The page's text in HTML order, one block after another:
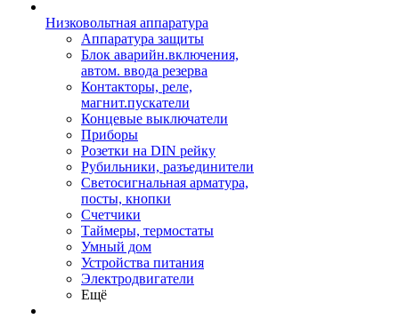
Низковольтная аппаратура
Аппаратура защиты
Блок аварийн.включения,
автом. ввода резерва
Контакторы, реле,
магнит.пускатели
Концевые выключатели
Приборы
Розетки на DIN рейку
Рубильники, разъединители
Светосигнальная арматура,
посты, кнопки
Счетчики
Таймеры, термостаты
Умный дом
Устройства питания
Электродвигатели
Ещё